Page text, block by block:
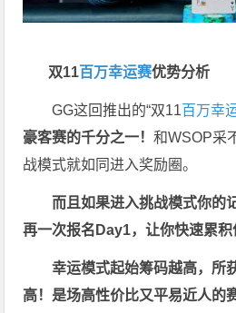
双11百万幸运赛优势分析
GG这回推出的“双11百万幸
豪客赛的千分之一！和WSOP采
战模式就如同进入奖励圈。
而且如果进入挑战模式你的
再一次报名Day1，让你快速累积
幸运模式起始筹码越高，所
高！是场高性价比又平易近人的